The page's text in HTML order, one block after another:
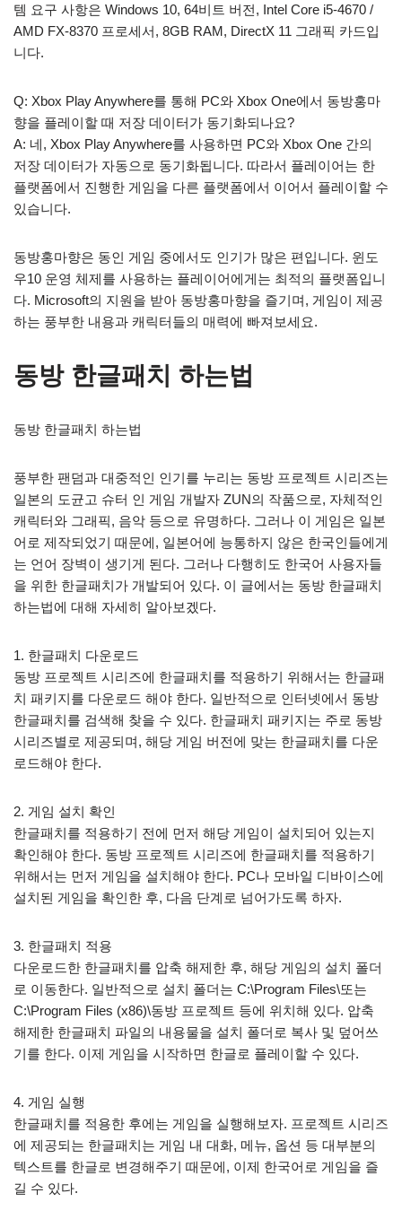
템 요구 사항은 Windows 10, 64비트 버전, Intel Core i5-4670 /
AMD FX-8370 프로세서, 8GB RAM, DirectX 11 그래픽 카드입
니다.
Q: Xbox Play Anywhere를 통해 PC와 Xbox One에서 동방홍마
향을 플레이할 때 저장 데이터가 동기화되나요?
A: 네, Xbox Play Anywhere를 사용하면 PC와 Xbox One 간의
저장 데이터가 자동으로 동기화됩니다. 따라서 플레이어는 한
플랫폼에서 진행한 게임을 다른 플랫폼에서 이어서 플레이할 수
있습니다.
동방홍마향은 동인 게임 중에서도 인기가 많은 편입니다. 윈도
우10 운영 체제를 사용하는 플레이어에게는 최적의 플랫폼입니
다. Microsoft의 지원을 받아 동방홍마향을 즐기며, 게임이 제공
하는 풍부한 내용과 캐릭터들의 매력에 빠져보세요.
동방 한글패치 하는법
동방 한글패치 하는법
풍부한 팬덤과 대중적인 인기를 누리는 동방 프로젝트 시리즈는
일본의 도균고 슈터 인 게임 개발자 ZUN의 작품으로, 자체적인
캐릭터와 그래픽, 음악 등으로 유명하다. 그러나 이 게임은 일본
어로 제작되었기 때문에, 일본어에 능통하지 않은 한국인들에게
는 언어 장벽이 생기게 된다. 그러나 다행히도 한국어 사용자들
을 위한 한글패치가 개발되어 있다. 이 글에서는 동방 한글패치
하는법에 대해 자세히 알아보겠다.
1. 한글패치 다운로드
동방 프로젝트 시리즈에 한글패치를 적용하기 위해서는 한글패
치 패키지를 다운로드 해야 한다. 일반적으로 인터넷에서 동방
한글패치를 검색해 찾을 수 있다. 한글패치 패키지는 주로 동방
시리즈별로 제공되며, 해당 게임 버전에 맞는 한글패치를 다운
로드해야 한다.
2. 게임 설치 확인
한글패치를 적용하기 전에 먼저 해당 게임이 설치되어 있는지
확인해야 한다. 동방 프로젝트 시리즈에 한글패치를 적용하기
위해서는 먼저 게임을 설치해야 한다. PC나 모바일 디바이스에
설치된 게임을 확인한 후, 다음 단계로 넘어가도록 하자.
3. 한글패치 적용
다운로드한 한글패치를 압축 해제한 후, 해당 게임의 설치 폴더
로 이동한다. 일반적으로 설치 폴더는 C:\Program Files\또는
C:\Program Files (x86)\동방 프로젝트 등에 위치해 있다. 압축
해제한 한글패치 파일의 내용물을 설치 폴더로 복사 및 덮어쓰
기를 한다. 이제 게임을 시작하면 한글로 플레이할 수 있다.
4. 게임 실행
한글패치를 적용한 후에는 게임을 실행해보자. 프로젝트 시리즈
에 제공되는 한글패치는 게임 내 대화, 메뉴, 옵션 등 대부분의
텍스트를 한글로 변경해주기 때문에, 이제 한국어로 게임을 즐
길 수 있다.